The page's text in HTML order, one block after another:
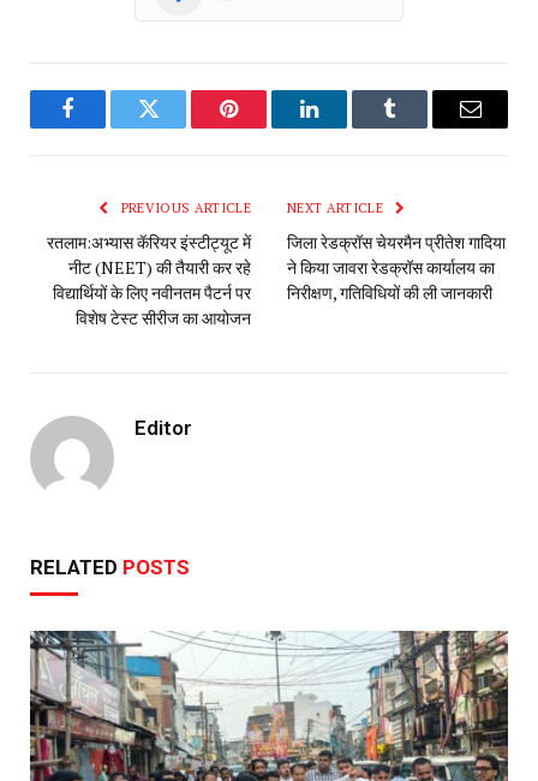
FacebookTwitter Pinterest LinkedInTumblr Email
PREVIOUS ARTICLE
रतलाम:अभ्यास कॅरियर इंस्टीट्यूट में
नीट (NEET) की तैयारी कर रहे
विद्यार्थियों के लिए नवीनतम पैटर्न पर
विशेष टेस्ट सीरीज का आयोजन
NEXT ARTICLE
जिला रेडक्रॉस चेयरमैन प्रीतेश गादिया
ने किया जावरा रेडक्रॉस कार्यालय का
निरीक्षण, गतिविधियों की ली जानकारी
Editor
RELATED POSTS